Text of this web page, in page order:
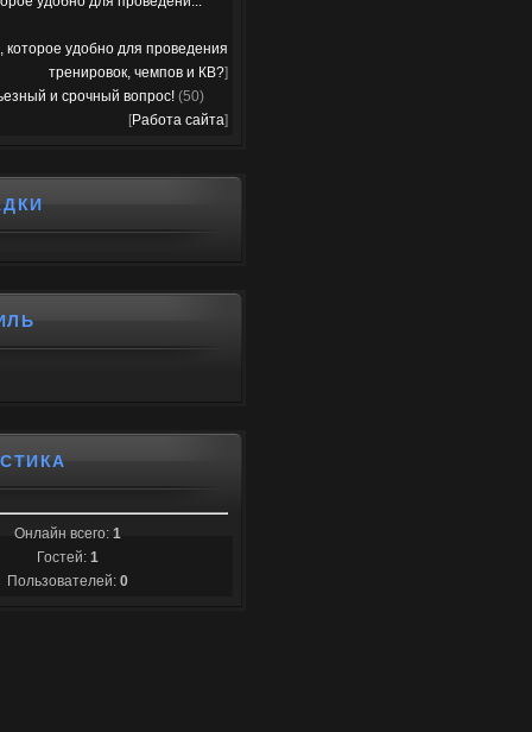
которое удобно для проведения
тренировок, чемпов и КВ?]
и срочный вопрос! (50)
[Работа сайта]
Онлайн всего: 1
Гостей: 1
Пользователей: 0